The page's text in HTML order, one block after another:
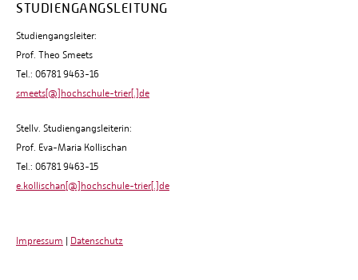
STUDIENGANGSLEITUNG
Studiengangsleiter:
Prof. Theo Smeets
Tel.: 06781 9463-16
smeets[@]hochschule-trier[.]de
Stellv. Studiengangsleiterin:
Prof. Eva-Maria Kollischan
Tel.: 06781 9463-15
e.kollischan[@]hochschule-trier[.]de
Impressum Datenschutz